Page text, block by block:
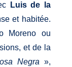
Luis de la
et habitée.
Moreno ou
et de la
Negra »,